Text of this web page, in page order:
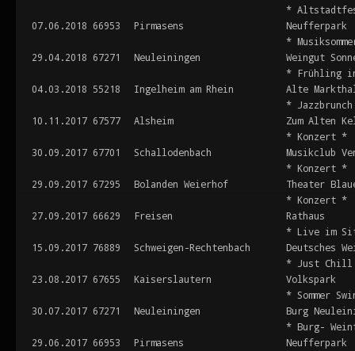
*
07.06.2018 66953 Pirmasens
Neufferpark
*
29.04.2018 67271 Neuleiningen
Weingut
* Frühling
04.03.2018 55218 Ingelheim am Rhein
Alte
*
10.11.2017 67577 Alsheim
Zum Alten
* Konzert *
30.09.2017 67701 Schallodenbach
Musikclub
* Konzert *
29.09.2017 67295 Bolanden Weierhof
Theater
* Konzert *
27.09.2017 66629 Freisen
Rathaus
* Live im
15.09.2017 76889 Schweigen-Rechtenbach
Deutsches
* Just Chill
23.08.2017 67655 Kaiserslautern
Volkspark
* Sommer
30.07.2017 67271 Neuleiningen
Burg
* Burg-
29.06.2017 66953 Pirmasens
Neufferpark